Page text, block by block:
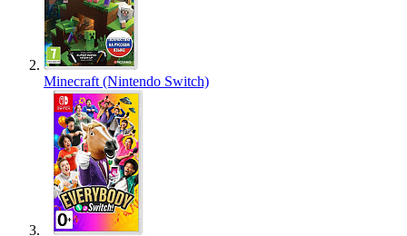
Minecraft (Nintendo Switch)